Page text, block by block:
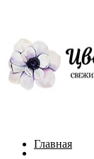
Главная